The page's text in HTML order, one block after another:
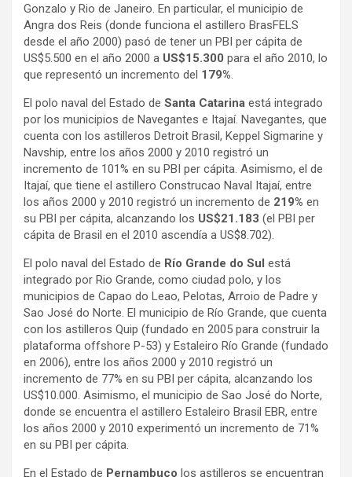
Gonzalo y Rio de Janeiro. En particular, el municipio de
Angra dos Reis (donde funciona el astillero BrasFELS
desde el año 2000) pasó de tener un PBI per cápita de
US$5.500 en el año 2000 a US$15.300 para el año 2010, lo
que representó un incremento del 179%.
El polo naval del Estado de Santa Catarina está integrado
por los municipios de Navegantes e Itajaí. Navegantes, que
cuenta con los astilleros Detroit Brasil, Keppel Sigmarine y
Navship, entre los años 2000 y 2010 registró un
incremento de 101% en su PBI per cápita. Asimismo, el de
Itajaí, que tiene el astillero Construcao Naval Itajaí, entre
los años 2000 y 2010 registró un incremento de 219% en
su PBI per cápita, alcanzando los US$21.183 (el PBI per
cápita de Brasil en el 2010 ascendía a US$8.702).
El polo naval del Estado de Río Grande do Sul está
integrado por Rio Grande, como ciudad polo, y los
municipios de Capao do Leao, Pelotas, Arroio de Padre y
Sao José do Norte. El municipio de Río Grande, que cuenta
con los astilleros Quip (fundado en 2005 para construir la
plataforma offshore P-53) y Estaleiro Río Grande (fundado
en 2006), entre los años 2000 y 2010 registró un
incremento de 77% en su PBI per cápita, alcanzando los
US$10.000. Asimismo, el municipio de Sao José do Norte,
donde se encuentra el astillero Estaleiro Brasil EBR, entre
los años 2000 y 2010 experimentó un incremento de 71%
en su PBI per cápita.
En el Estado de Pernambuco los astilleros se encuentran